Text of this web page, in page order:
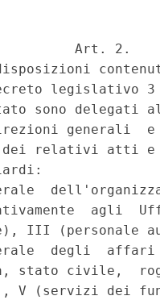
Art. 2.
legislativo
sono
relativi atti e
agli
III (personale
degli
stato civile,
V (servizi dei